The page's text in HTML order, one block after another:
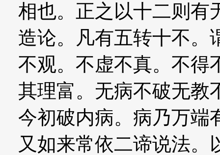
相也。正之以十二则有
造论。凡有五转十不。
不观。不虚不真。不得
其理富。无病不破无教
今初破内病。病乃万端
又如来常依二谛说法。